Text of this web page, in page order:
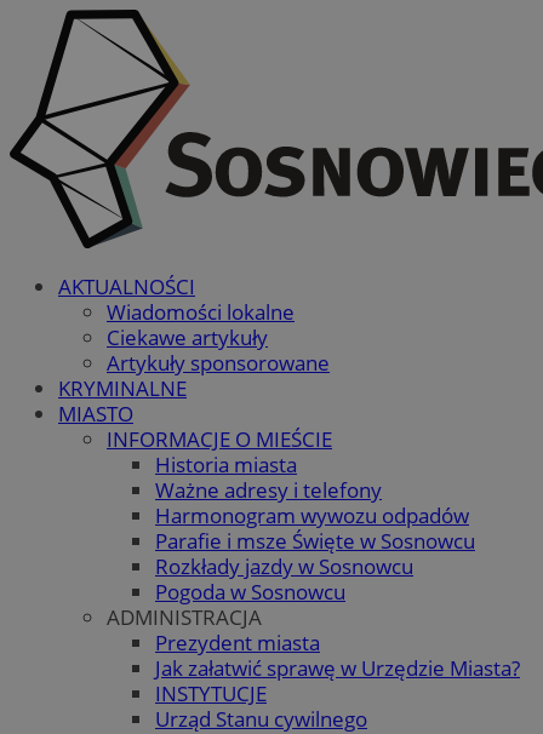
AKTUALNOŚCI
Wiadomości lokalne
Ciekawe artykuły
Artykuły sponsorowane
KRYMINALNE
MIASTO
INFORMACJE O MIEŚCIE
Historia miasta
Ważne adresy i telefony
Harmonogram wywozu odpadów
Parafie i msze Święte w Sosnowcu
Rozkłady jazdy w Sosnowcu
Pogoda w Sosnowcu
ADMINISTRACJA
Prezydent miasta
Jak załatwić sprawę w Urzędzie Miasta?
INSTYTUCJE
Urząd Stanu cywilnego